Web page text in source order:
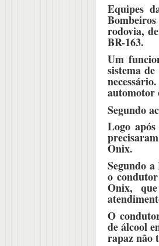
Equipes
rodovia,
BR-163.
Um
sistema
automotor
Segundo
Logo
Onix.
Segundo
o
Onix,
O
de álcool
rapaz não